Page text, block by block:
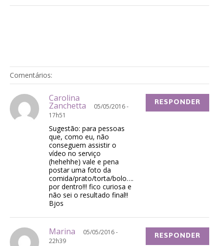
Comentários:
Carolina
Zanchetta
05/05/2016 -
17h51
Sugestão: para pessoas
que, como eu, não
conseguem assistir o
vídeo no serviço
(hehehhe) vale e pena
postar uma foto da
comida/prato/torta/bolo….
por dentro!!! fico curiosa e
não sei o resultado final!!
Bjos
RESPONDER
Marina
05/05/2016 -
22h39
RESPONDER